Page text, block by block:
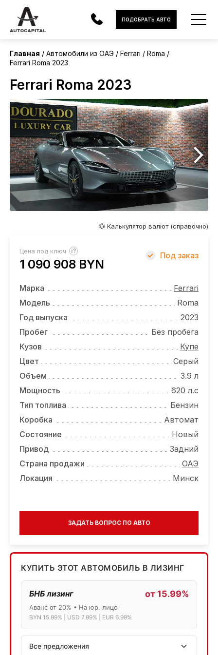
АВТОМОБИЛИ
ЭЛЕКТРОМОБИЛИ
В НАЛИЧИИ
МОТОЦИКЛЫ
УСЛУГИ
ЛИЗИНГ
НОВОСТИ
О КОМПАНИИ
КОНТАКТЫ
ПОДОБРАТЬ АВТО
Главная Автомобили из ОАЭ Ferrari
Roma
Ferrari Roma 2023
Ferrari Roma 2023
Без пробега
💱 Калькулятор валют (справочно)
Цена под ключ ?
1 090 908 BYN
Под заказ
Марка
Ferrari
Модель
Roma
Год выпуска
2023
Пробег
Без пробега
Кузов
Купе
Цвет
Серый
Объем
3.9 л
Мощность
620 л.с
Тип топлива
Бензин
Коробка
Автомат
Состояние
Новый
Привод
Задний
Страна продажи
ОАЭ
Локация
Минск
ЗАДАТЬ ВОПРОС ПО АВТО
КУПИТЬ ЭТОТ АВТОМОБИЛЬ В ЛИЗИНГ
БНБ лизинг от 15.99%
Аванс от 20% • На юр. лицо
BYN 15.99% | USD 7.99% | EUR 6.99%
Все предложения